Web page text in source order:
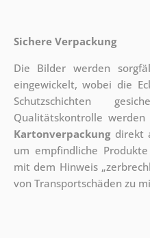
Sichere Verpackung
Die Bilder werden
eingewickelt, wobei die
Schutzschichten
Qualitätskontrolle
Kartonverpackungdirekt
um empfindliche
mit dem Hinweis
von Transportschäden zu